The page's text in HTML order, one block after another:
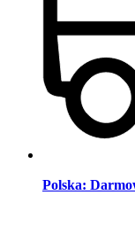
Polska: